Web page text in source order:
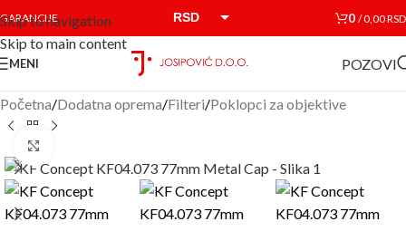
Skip to navigation
Skip to main content
GARANCIJE RSD 0 /0,00RSD
MENI POZOVI
Početna/Dodatna oprema/Filteri/Poklopci za objektive